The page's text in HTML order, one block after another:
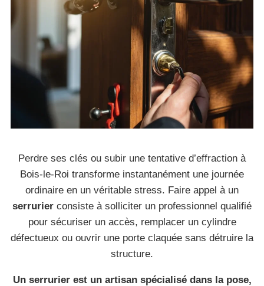
Perdre ses clés ou subir une tentative d’effraction à
Bois-le-Roi transforme instantanément une journée
ordinaire en un véritable stress. Faire appel à un
serrurier consiste à solliciter un professionnel qualifié
pour sécuriser un accès, remplacer un cylindre
défectueux ou ouvrir une porte claquée sans détruire la
structure.
Un serrurier est un artisan spécialisé dans la pose,